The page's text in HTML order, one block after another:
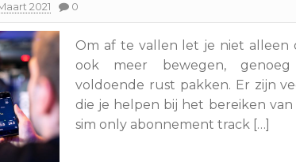
2021 0
Om af te vallen let je niet alleen
ook meer bewegen,
voldoende rust pakken. Er zijn
die je helpen bij het bereiken
sim only abonnement track […]